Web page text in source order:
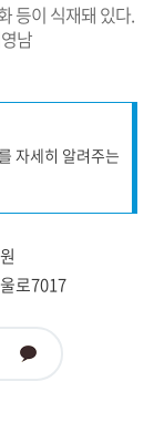
등이 식재돼 있다.
남
자세히 알려주는
로7017
카